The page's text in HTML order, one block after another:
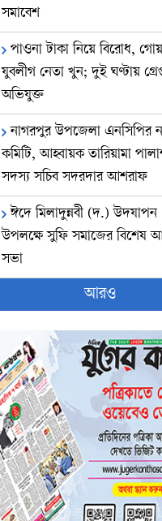
সমাবেশ
পাওনা টাকা নিয়ে বিরোধ,
যুবলীগ নেতা খুন; দুই ঘণ্টায়
অভিযুক্ত
নাগরপুর উপজেলা এনসিপির
কমিটি, আহ্বায়ক তারিয়ামা
সদস্য সচিব সদরদার আশরাফ
ঈদে মিলাদুন্নবী (দ.) উদযাপন
উপলক্ষে সুফি সমাজের বিশেষ
সভা
আরও